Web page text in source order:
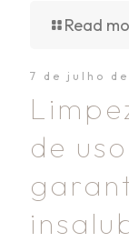
Read
7 de julho
de